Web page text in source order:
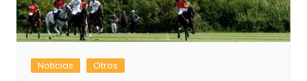
Noticias Otros